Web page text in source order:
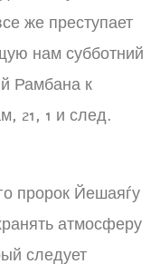
же преступает
нам субботний
Рамбана к
21, 1 и след.
пророк Йешаяѓу
атмосферу
следует